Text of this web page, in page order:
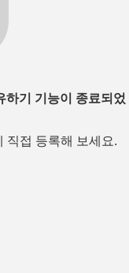
기 기능이 종료되었
직접 등록해 보세요.